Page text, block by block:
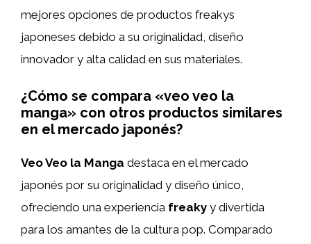
mejores opciones de productos freakys
japoneses debido a su originalidad, diseño
innovador y alta calidad en sus materiales.
¿Cómo se compara «veo veo la
manga» con otros productos similares
en el mercado japonés?
Veo Veo la Manga destaca en el mercado
japonés por su originalidad y diseño único,
ofreciendo una experiencia freaky y divertida
para los amantes de la cultura pop. Comparado